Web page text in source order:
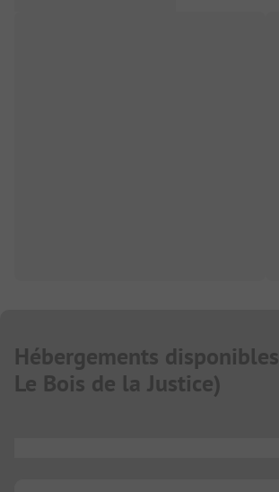
Hébergements disponibles
Le Bois de la Justice)